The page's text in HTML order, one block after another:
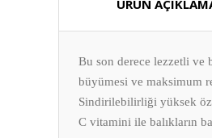
ÜRÜN
Bu son derece lezzetli ve
büyümesi ve maksimum
Sindirilebilirliği yüksek
C vitamini ile balıkların